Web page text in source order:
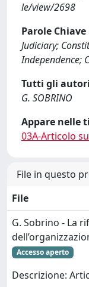
le/view/2698
Parole Chiave
Judiciary;
Independence;
Tutti gli autori
G. SOBRINO
Appare nelle
03A-Articolo
File in questo
File
G. Sobrino - La
Accesso aperto
Descrizione: